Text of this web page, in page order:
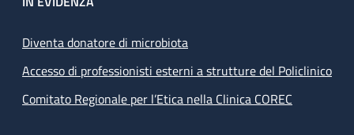
Diventa donatore di microbiota
Accesso di professionisti esterni a strutture del Policlinico
Comitato Regionale per l’Etica nella Clinica COREC